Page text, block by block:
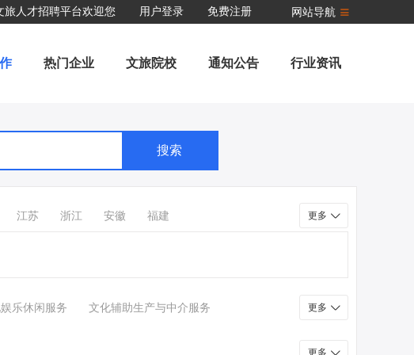
旅人才招聘平台欢迎您 用户登录 免费注册 网站导航
热门企业 文旅院校 通知公告 行业资讯
搜索
江苏 浙江 安徽 福建 更多
乐休闲服务 文化辅助生产与中介服务 更多
更多